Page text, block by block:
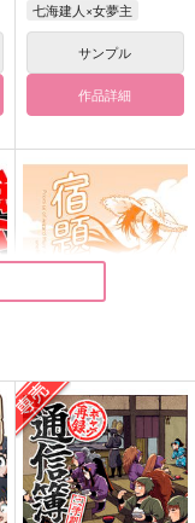
七海建人×女夢主
サンプル
作品詳細
宿題
トカゲ村
693円（税込）
ムル×シャイロック